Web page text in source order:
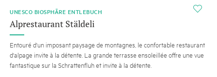
i
UNESCO BIOSPHÄRE ENTLEBUCH
Alprestaurant Stäldeli
Entouré d'un imposant paysage de montagnes, le confortable restaurant
d'alpage invite à la détente. La grande terrasse ensoleillée offre une vue
fantastique sur la Schrattenfluh et invite à la détente.